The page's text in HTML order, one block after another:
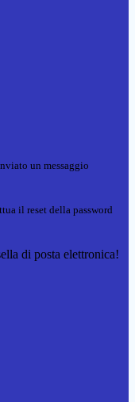
un messaggio
il reset della password
di posta elettronica!